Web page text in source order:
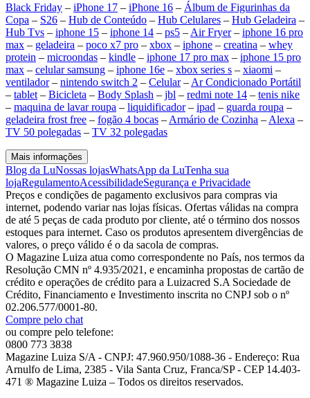
Black Friday – iPhone 17 – iPhone 16 – Álbum de Figurinhas da
Copa – S26 – Hub de Conteúdo – Hub Celulares – Hub Geladeira –
Hub Tvs – iphone 15 – iphone 14 – ps5 – Air Fryer– iphone 16 pro
max – geladeira – poco x7 pro – xbox – iphone – creatina – whey
protein – microondas – kindle – iphone 17 pro max – iphone 15 pro
max – celular samsung – iphone 16e – xbox series s – xiaomi –
ventilador– nintendo switch 2 – Celular– Ar Condicionado Portátil
– tablet – Bicicleta – Body Splash – jbl – redmi note 14 – tenis nike
– maquina de lavar roupa – liquidificador– ipad – guarda roupa –
geladeira frost free – fogão 4 bocas – Armário de Cozinha – Alexa –
TV 50 polegadas – TV 32 polegadas
Mais informações
Blog da LuNossas lojasWhatsApp da LuTenha sua
lojaRegulamentoAcessibilidadeSegurança e Privacidade
Preços e condições de pagamento exclusivos para compras via
internet, podendo variar nas lojas físicas. Ofertas válidas na compra
de até 5 peças de cada produto por cliente, até o término dos nossos
estoques para internet. Caso os produtos apresentem divergências de
valores, o preço válido é o da sacola de compras.
O Magazine Luiza atua como correspondente no País, nos termos da
Resolução CMN nº 4.935/2021, e encaminha propostas de cartão de
crédito e operações de crédito para a Luizacred S.A Sociedade de
Crédito, Financiamento e Investimento inscrita no CNPJ sob o nº
02.206.577/0001-80.
Compre pelo chat
ou compre pelo telefone:
0800 773 3838
Magazine Luiza S/A - CNPJ: 47.960.950/1088-36 - Endereço: Rua
Arnulfo de Lima, 2385 - Vila Santa Cruz, Franca/SP - CEP 14.403-
471 ® Magazine Luiza – Todos os direitos reservados.